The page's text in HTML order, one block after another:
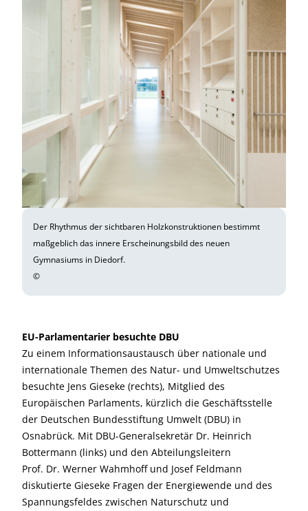
Der Rhythmus der sichtbaren Holzkonstruktionen bestimmt
maßgeblich das innere Erscheinungsbild des neuen
Gymnasiums in Diedorf.
©
EU-Parlamentarier besuchte DBU
Zu einem Informationsaustausch über nationale und
internationale Themen des Natur- und Umweltschutzes
besuchte Jens Gieseke (rechts), Mitglied des
Europäischen Parlaments, kürzlich die Geschäftsstelle
der Deutschen Bundes­stiftung Umwelt (DBU) in
Osnabrück. Mit DBU-Generalsekretär Dr. Heinrich
Bottermann (links) und den Abteilungsleitern
Prof. Dr. Werner Wahmhoff und Josef Feldmann
diskutierte Gieseke Fragen der Energiewende und des
Spannungsfeldes zwischen Natur­schutz und